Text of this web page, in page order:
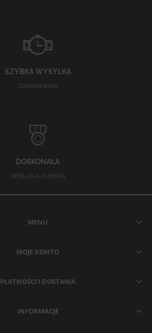
SZYBKA WYSYŁKA
ZAMÓWIENIA
DOSKONAŁA
OBSŁUGA KLIENTA
MENU
MOJE KONTO
PŁATNOŚCI I DOSTAWA
INFORMACJE